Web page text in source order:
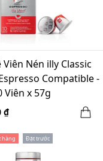
Viên Nén illy Classic
Compatible -
Viên x 57g
₫
hàng Đặt trước